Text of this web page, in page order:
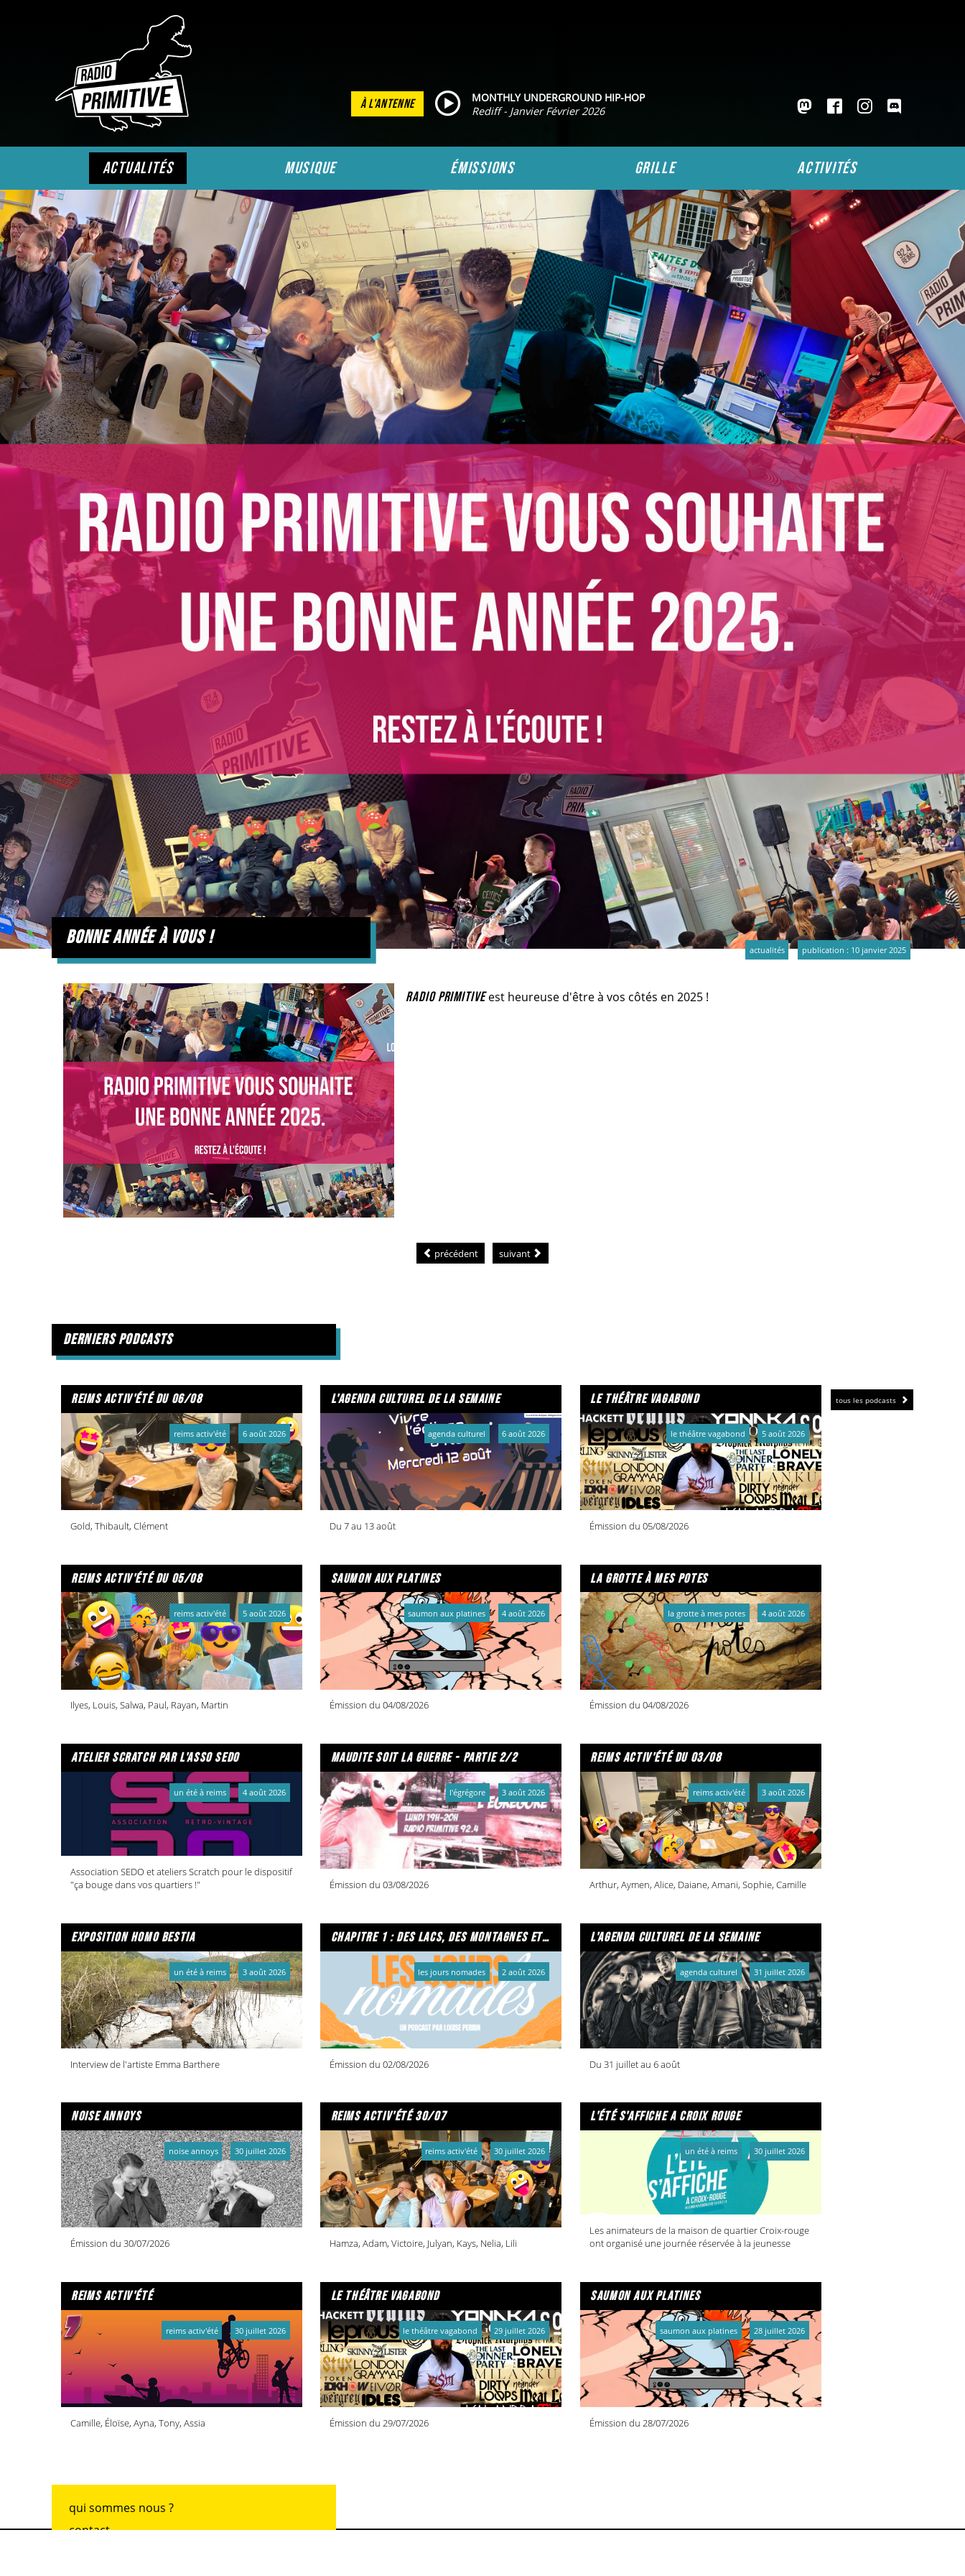
À L'ANTENNE
MONTHLY UNDERGROUND HIP-HOP
Rediff - Janvier Février 2026
actualités musique émissions grille activités
bonne année à vous !
actualités publication : 10 janvier 2025
RADIO PRIMITIVEest heureuse d'être à vos côtés en 2025 !
précédent suivant
derniers podcasts
tous les podcasts
reims activ'été du 06/08
Gold, Thibault, Clément
reims activ'été 6 août 2026
l'agenda culturel de la semaine
Du 7 au 13 août
agenda culturel 6 août 2026
le théâtre vagabond
Émission du 05/08/2026
le théâtre vagabond 5 août 2026
reims activ'été du 05/08
Ilyes, Louis, Salwa, Paul, Rayan, Martin
reims activ'été 5 août 2026
saumon aux platines
Émission du 04/08/2026
saumon aux platines 4 août 2026
la grotte à mes potes
Émission du 04/08/2026
la grotte à mes potes 4 août 2026
atelier scratch par l'asso sedo
Association SEDO et ateliers Scratch pour le dispositif
"ça bouge dans vos quartiers !"
un été à reims 4 août 2026
maudite soit la guerre - partie 2/2
Émission du 03/08/2026
l'égrégore 3 août 2026
reims activ'été du 03/08
Arthur, Aymen, Alice, Daiane, Amani, Sophie, Camille
reims activ'été 3 août 2026
exposition homo bestia
Interview de l'artiste Emma Barthere
un été à reims 3 août 2026
chapitre 1 : des lacs, des montagnes et due caffe per favore
Émission du 02/08/2026
les jours nomades 2 août 2026
l'agenda culturel de la semaine
Du 31 juillet au 6 août
agenda culturel 31 juillet 2026
noise annoys
Émission du 30/07/2026
noise annoys 30 juillet 2026
reims activ'été 30/07
Hamza, Adam, Victoire, Julyan, Kays, Nelia, Lili
reims activ'été 30 juillet 2026
l'été s'affiche a croix rouge
Les animateurs de la maison de quartier Croix-rouge
ont organisé une journée réservée à la jeunesse
un été à reims 30 juillet 2026
reims activ'été
Camille, Éloïse, Ayna, Tony, Assia
reims activ'été 30 juillet 2026
le théâtre vagabond
Émission du 29/07/2026
le théâtre vagabond 29 juillet 2026
saumon aux platines
Émission du 28/07/2026
saumon aux platines 28 juillet 2026
qui sommes nous ?
contact